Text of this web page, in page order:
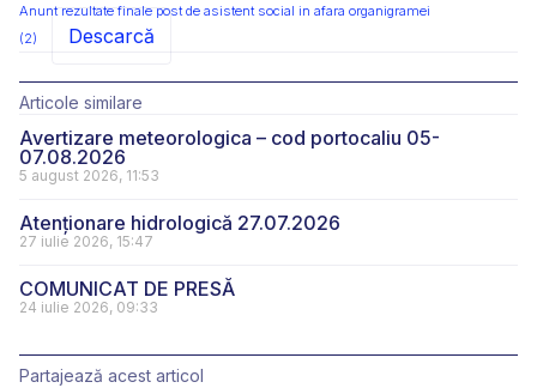
Anunt rezultate finale post de asistent social in afara organigramei
(2)
Descarcă
Articole similare
Avertizare meteorologica – cod portocaliu 05-
07.08.2026
5 august 2026, 11:53
Atenționare hidrologică 27.07.2026
27 iulie 2026, 15:47
COMUNICAT DE PRESĂ
24 iulie 2026, 09:33
Partajează acest articol